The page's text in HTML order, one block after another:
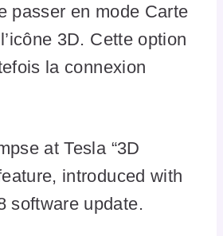
passer en mode Carte
3D. Cette option
la connexion
at Tesla “3D
introduced with
software update.